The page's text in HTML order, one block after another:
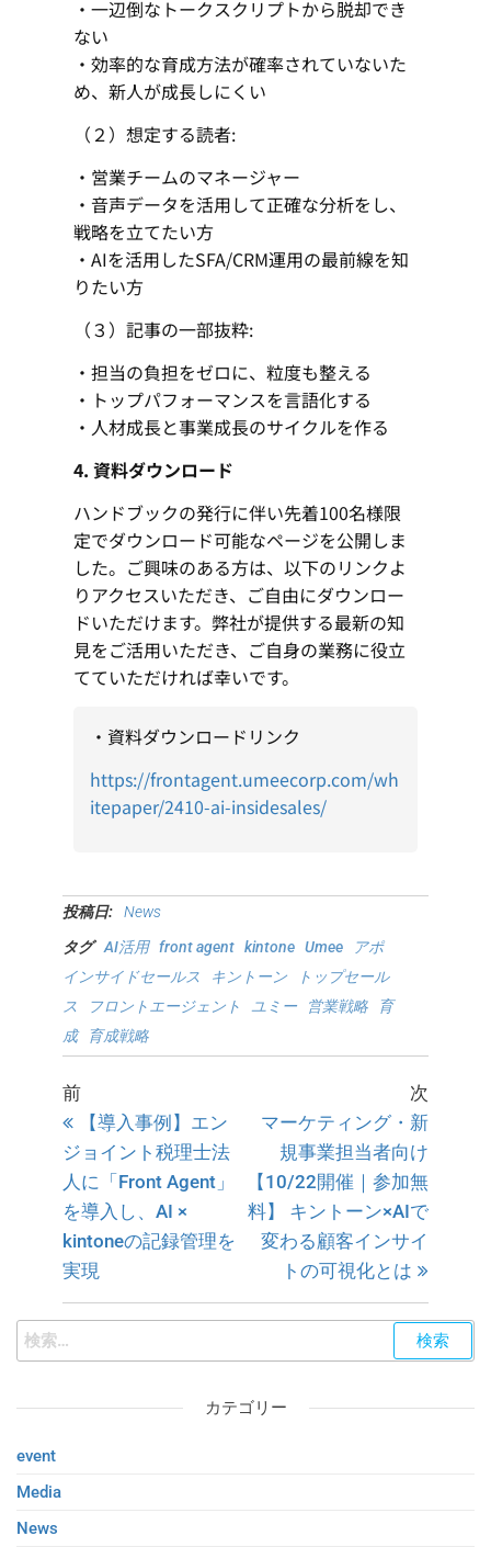
・一辺倒なトークスクリプトから脱却でき
ない
・効率的な育成方法が確率されていないた
め、新人が成長しにくい
（２）想定する読者:
・営業チームのマネージャー
・音声データを活用して正確な分析をし、
戦略を立てたい方
・AIを活用したSFA/CRM運用の最前線を知
りたい方
（３）記事の一部抜粋:
・担当の負担をゼロに、粒度も整える
・トップパフォーマンスを言語化する
・人材成長と事業成長のサイクルを作る
4. 資料ダウンロード
ハンドブックの発行に伴い先着100名様限
定でダウンロード可能なページを公開しま
した。ご興味のある方は、以下のリンクよ
りアクセスいただき、ご自由にダウンロー
ドいただけます。弊社が提供する最新の知
見をご活用いただき、ご自身の業務に役立
てていただければ幸いです。
・資料ダウンロードリンク
https://frontagent.umeecorp.com/wh
itepaper/2410-ai-insidesales/
投稿日:
News
タグ
AI活用 front agent kintone Umee
アポ
インサイドセールス
キントーン
トップセール
ス
フロントエージェント ユミー 営業戦略
育
成
育成戦略
前
【導入事例】エン
ジョイント税理士法
人に「Front Agent」
を導入し、AI ×
kintoneの記録管理を
実現
次
マーケティング・新
規事業担当者向け
【10/22開催｜参加無
料】 キントーン×AIで
変わる顧客インサイ
トの可視化とは
カテゴリー
event
Media
News